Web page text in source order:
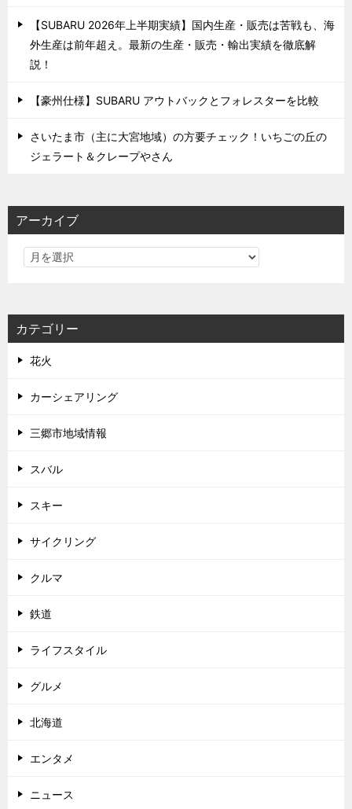
【SUBARU 2026年上半期実績】国内生産・販売は苦戦も、海
外生産は前年超え。最新の生産・販売・輸出実績を徹底解
説！
【豪州仕様】SUBARU アウトバックとフォレスターを比較
さいたま市（主に大宮地域）の方要チェック！いちごの丘の
ジェラート＆クレープやさん
アーカイブ
カテゴリー
花火
カーシェアリング
三郷市地域情報
スバル
スキー
サイクリング
クルマ
鉄道
ライフスタイル
グルメ
北海道
エンタメ
ニュース